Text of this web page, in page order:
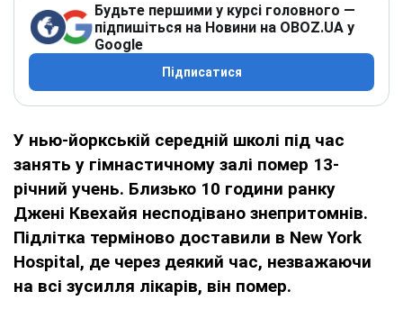
Будьте першими у курсі головного —
підпишіться на Новини на OBOZ.UA у
Google
Підписатися
У нью-йоркській середній школі під час
занять у гімнастичному залі помер 13-
річний учень. Близько 10 години ранку
Джені Квехайя несподівано знепритомнів.
Підлітка терміново доставили в New York
Hospital, де через деякий час, незважаючи
на всі зусилля лікарів, він помер.